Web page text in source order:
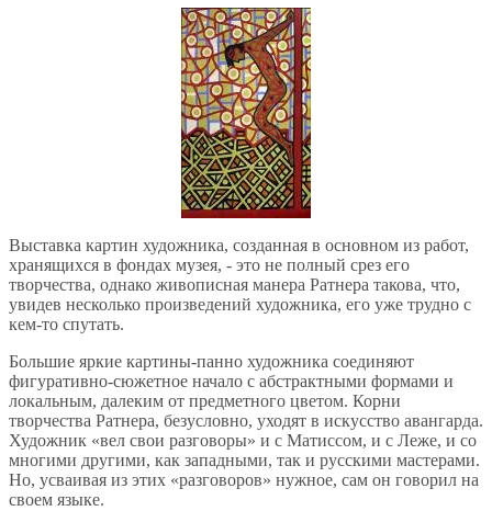
Выставка картин художника, созданная в основном из работ,
хранящихся в фондах музея, - это не полный срез его
творчества, однако живописная манера Ратнера такова, что,
увидев несколько произведений художника, его уже трудно с
кем-то спутать.
Большие яркие картины-панно художника соединяют
фигуративно-сюжетное начало с абстрактными формами и
локальным, далеким от предметного цветом. Корни
творчества Ратнера, безусловно, уходят в искусство авангарда.
Художник «вел свои разговоры» и с Матиссом, и с Леже, и со
многими другими, как западными, так и русскими мастерами.
Но, усваивая из этих «разговоров» нужное, сам он говорил на
своем языке.